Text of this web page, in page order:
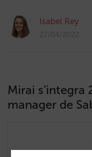
Isabel Rey
27/04/2022
Mirai
manager de